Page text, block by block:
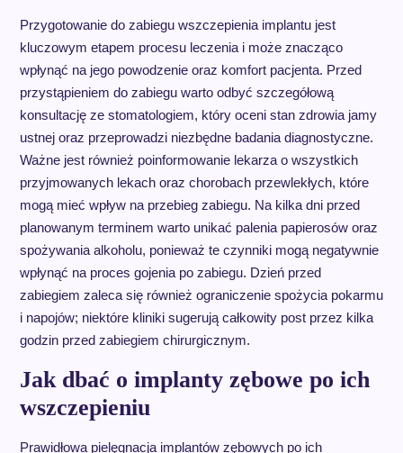
Przygotowanie do zabiegu wszczepienia implantu jest
kluczowym etapem procesu leczenia i może znacząco
wpłynąć na jego powodzenie oraz komfort pacjenta. Przed
przystąpieniem do zabiegu warto odbyć szczegółową
konsultację ze stomatologiem, który oceni stan zdrowia jamy
ustnej oraz przeprowadzi niezbędne badania diagnostyczne.
Ważne jest również poinformowanie lekarza o wszystkich
przyjmowanych lekach oraz chorobach przewlekłych, które
mogą mieć wpływ na przebieg zabiegu. Na kilka dni przed
planowanym terminem warto unikać palenia papierosów oraz
spożywania alkoholu, ponieważ te czynniki mogą negatywnie
wpłynąć na proces gojenia po zabiegu. Dzień przed
zabiegiem zaleca się również ograniczenie spożycia pokarmu
i napojów; niektóre kliniki sugerują całkowity post przez kilka
godzin przed zabiegiem chirurgicznym.
Jak dbać o implanty zębowe po ich
wszczepieniu
Prawidłowa pielęgnacja implantów zębowych po ich